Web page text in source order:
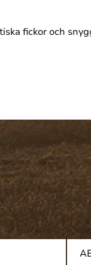
fickor och